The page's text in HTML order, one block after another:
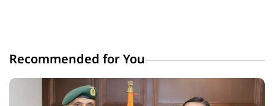
Recommended for You